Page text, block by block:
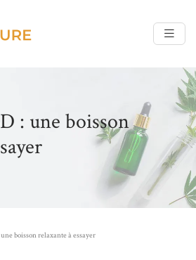
: une boisson
boisson relaxante à essayer